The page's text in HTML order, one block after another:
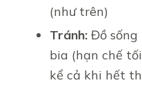
(như trên)
Tránh:Đồ sống
bia (hạn chế
kể cả khi hết